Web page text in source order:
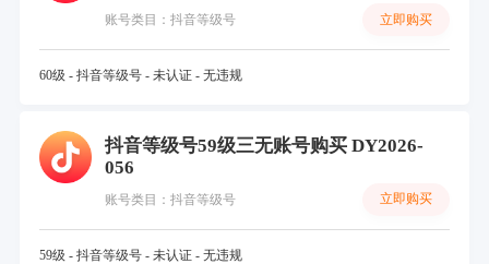
账号类目：抖音等级号 立即购买
60级 - 抖音等级号 - 未认证 - 无违规
抖音等级号59级三无账号购买 DY2026-
056
账号类目：抖音等级号 立即购买
59级 - 抖音等级号 - 未认证 - 无违规